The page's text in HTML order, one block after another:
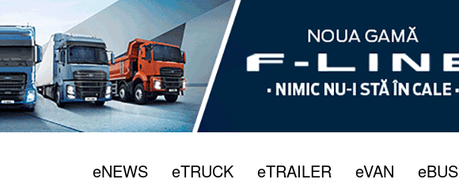
eNEWS eTRUCK eTRAILER eVAN eBUS